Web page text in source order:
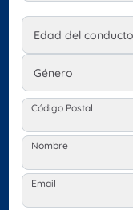
Código Postal
Nombre
Email